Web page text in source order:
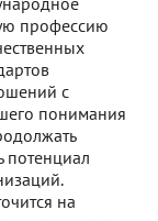
профессию
с
понимания
потенциал
на